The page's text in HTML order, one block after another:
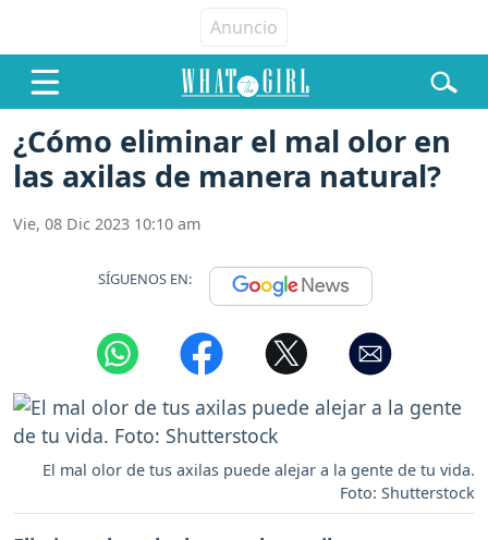
¿Cómo eliminar el mal olor en
las axilas de manera natural?
Vie, 08 Dic 2023 10:10 am
SÍGUENOS EN:
El mal olor de tus axilas puede alejar a la gente de tu vida.
Foto: Shutterstock